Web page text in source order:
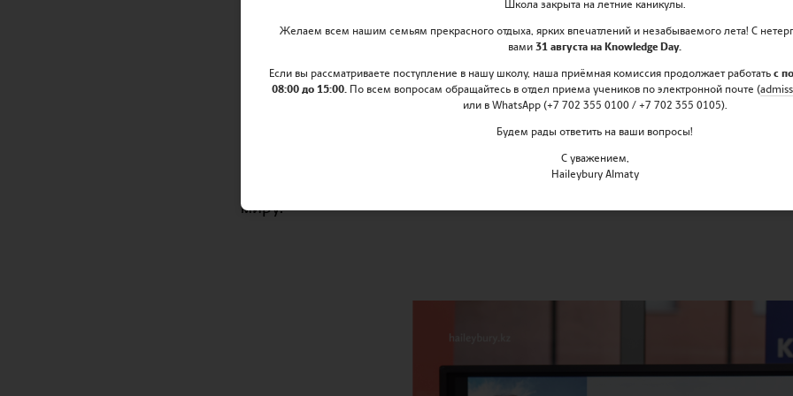
Улпан, Томирис, Руйхан и Искандера - делегатов
Гарвардской Модели ООН!
Гарвардская Модель ООН является самой сложной из всех моделей ООН;
со всего мира были очень сильны, и нам пришлось приложить очень
донести свою точку зрения, но мы это сделали. Мы можем официально
Гарвардской Модели ООН в Дубае, названия Haileybury и Казахстан
миру.
Школа закрыта на летние каникулы.
Желаем всем нашим семьям прекрасного отдыха, ярких впечатлений и незабываемого лета! С
вами 31 августа на Knowledge Day.
Если вы рассматриваете поступление в нашу школу, наша приёмная комиссия продолжает работать с
08:00 до 15:00. По всем вопросам обращайтесь в отдел приема учеников по электронной почте (
или в WhatsApp (+7 702 355 0100 / +7 702 355 0105).
Будем рады ответить на ваши вопросы!
С уважением,
Haileybury Almaty